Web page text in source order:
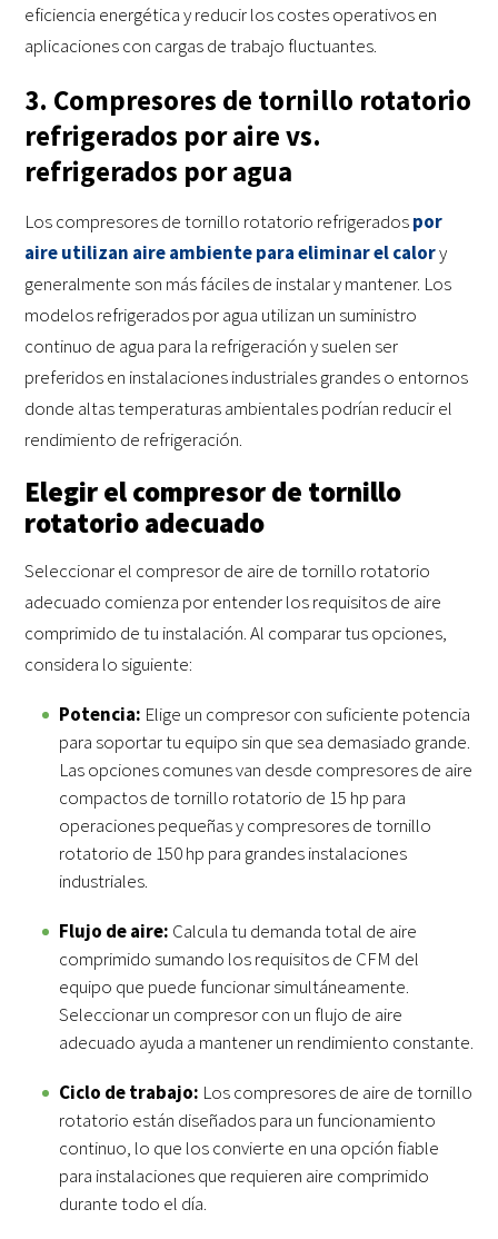
eficiencia energética y reducir los costes operativos en
aplicaciones con cargas de trabajo fluctuantes.
3. Compresores de tornillo rotatorio
refrigerados por aire vs.
refrigerados por agua
Los compresores de tornillo rotatorio refrigeradospor
aire utilizan aire ambiente para eliminar el calory
generalmente son más fáciles de instalar y mantener. Los
modelos refrigerados por agua utilizan un suministro
continuo de agua para la refrigeración y suelen ser
preferidos en instalaciones industriales grandes o entornos
donde altas temperaturas ambientales podrían reducir el
rendimiento de refrigeración.
Elegir el compresor de tornillo
rotatorio adecuado
Seleccionar el compresor de aire de tornillo rotatorio
adecuado comienza por entender los requisitos de aire
comprimido de tu instalación. Al comparar tus opciones,
considera lo siguiente:
Potencia: Elige un compresor con suficiente potencia
para soportar tu equipo sin que sea demasiado grande.
Las opciones comunes van desde compresores de aire
compactos de tornillo rotatorio de 15 hp para
operaciones pequeñas y compresores de tornillo
rotatorio de 150 hp para grandes instalaciones
industriales.
Flujo de aire: Calcula tu demanda total de aire
comprimido sumando los requisitos de CFM del
equipo que puede funcionar simultáneamente.
Seleccionar un compresor con un flujo de aire
adecuado ayuda a mantener un rendimiento constante.
Ciclo de trabajo: Los compresores de aire de tornillo
rotatorio están diseñados para un funcionamiento
continuo, lo que los convierte en una opción fiable
para instalaciones que requieren aire comprimido
durante todo el día.